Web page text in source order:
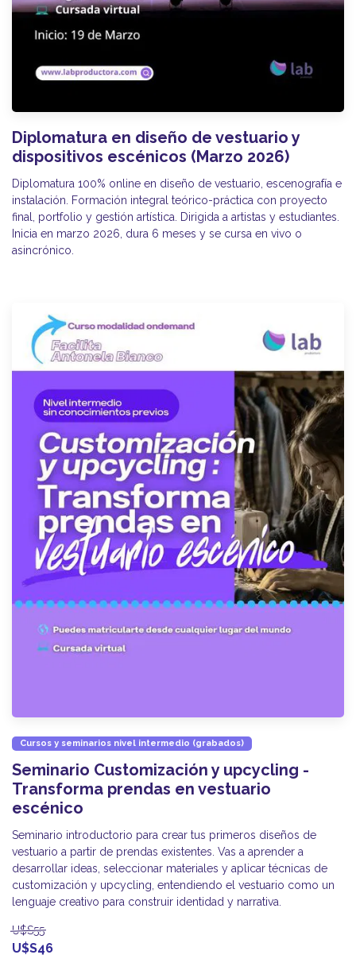
Diplomatura en diseño de vestuario y
dispositivos escénicos (Marzo 2026)
Diplomatura 100% online en diseño de vestuario, escenografía e
instalación. Formación integral teórico-práctica con proyecto
final, portfolio y gestión artística. Dirigida a artistas y estudiantes.
Inicia en marzo 2026, dura 6 meses y se cursa en vivo o
asincrónico.
Cursos y seminarios nivel intermedio (grabados)
Seminario Customización y upcycling -
Transforma prendas en vestuario
escénico
Seminario introductorio para crear tus primeros diseños de
vestuario a partir de prendas existentes. Vas a aprender a
desarrollar ideas, seleccionar materiales y aplicar técnicas de
customización y upcycling, entendiendo el vestuario como un
lenguaje creativo para construir identidad y narrativa.
U$S55
U$S46